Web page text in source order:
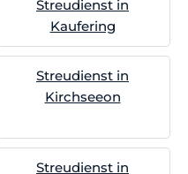
Streudienst in
Kaufering
Streudienst in
Kirchseeon
Streudienst in